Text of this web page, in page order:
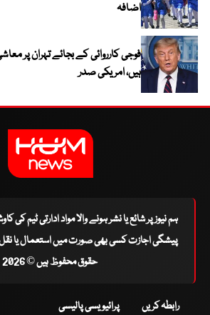
اضافہ
فوجی کارروائی کے بجائے تہران پر
ہیں، امریکی صدر
ہم نیوز پر شائع یا نشر ہونے والا مواد ادارتی ٹیم کی
پیشگی اجازت کسی بھی صورت میں استعمال یا نقل
حقوق محفوظ ہیں © 2026
رابطہ کریں پرائیویسی پالیسی